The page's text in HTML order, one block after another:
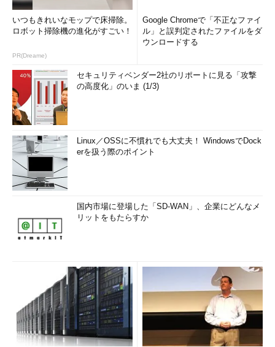
いつもきれいなモップで床掃除。
ロボット掃除機の進化がすごい！
PR(Dreame)
Google Chromeで「不正なファイ
ル」と誤判定されたファイルをダ
ウンロードする
セキュリティベンダー2社のリポートに見る「攻撃
の高度化」のいま (1/3)
Linux／OSSに不慣れでも大丈夫！ WindowsでDock
erを扱う際のポイント
国内市場に登場した「SD-WAN」、企業にどんなメ
リットをもたらすか